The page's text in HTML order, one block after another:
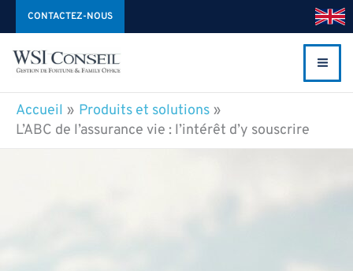
Aller
au
contenu
CONTACTEZ-NOUS
Accueil
Produits et solutions
L’ABC de l’assurance vie : l’intérêt d’y souscrire